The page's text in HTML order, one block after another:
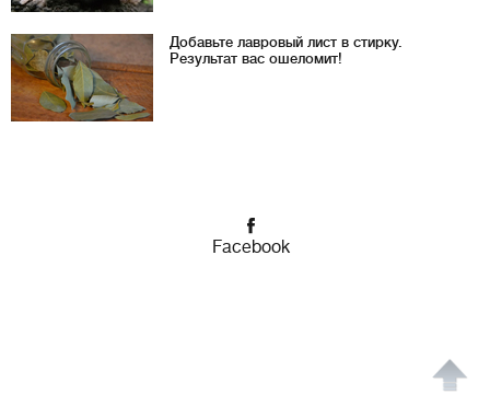
Добавьте лавровый лист в стирку.
Результат вас ошеломит!
Facebook